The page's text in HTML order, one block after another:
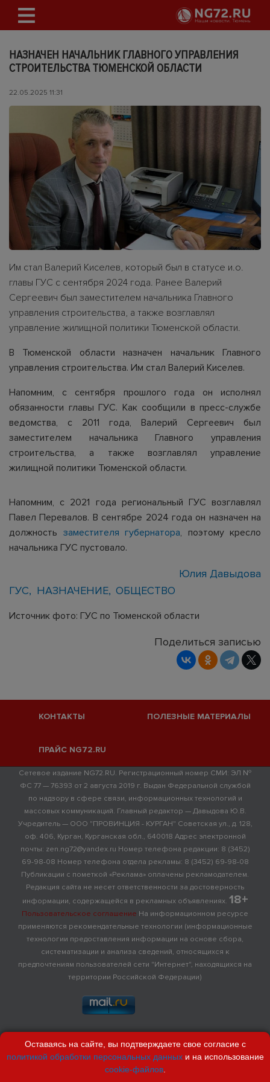
НАЗНАЧЕН НАЧАЛЬНИК ГЛАВНОГО УПРАВЛЕНИЯ
СТРОИТЕЛЬСТВА ТЮМЕНСКОЙ ОБЛАСТИ
22.05.2025 11:31
Им стал Валерий Киселев, который был в статусе и.о.
главы ГУС с сентября 2024 года. Ранее Валерий
Сергеевич был заместителем начальника Главного
управления строительства, а также возглавлял
управление жилищной политики Тюменской области.
В Тюменской области назначен начальник Главного
управления строительства. Им стал Валерий Киселев.
Напомним, с сентября прошлого года он исполнял
обязанности главы ГУС. Как сообщили в пресс-службе
ведомства, с 2011 года, Валерий Сергеевич был
заместителем начальника Главного управления
строительства, а также возглавлял управление
жилищной политики Тюменской области.
Напомним, с 2021 года региональный ГУС возглавлял
Павел Перевалов. В сентябре 2024 года он назначен на
должность заместителя губернатора, поэтому кресло
начальника ГУС пустовало.
Юлия Давыдова
ГУС
НАЗНАЧЕНИЕ ОБЩЕСТВО
Источник фото: ГУС по Тюменской области
Поделиться записью
КОНТАКТЫ ПОЛЕЗНЫЕ МАТЕРИАЛЫ
ПРАЙС NG72.RU
Сетевое издание NG72.RU. Регистрационный номер СМИ: ЭЛ №
ФС 77 — 76393 от 2 августа 2019 г. Выдан Федеральной службой
по надзору в сфере связи, информационных технологий и
массовых коммуникаций. Главный редактор — Давыдова Ю.В.
Учредитель — ООО "ПРОВИНЦИЯ - КУРГАН" Советская ул., д. 128,
оф. 406, Курган, Курганская обл., 640018 Адрес электронной
почты: zen.ng72@yandex.ru Номер телефона редакции: 8 (3452)
69-98-08 Номер телефона отдела рекламы: 8 (3452) 69-98-08
Публикации с пометкой «Реклама» оплачены рекламодателем.
Редакция сайта не несет ответственности за достоверность
информации, содержащейся в рекламных объявлениях. 18+
Пользовательское соглашение На информационном ресурсе
применяются рекомендательные технологии (информационные
технологии предоставления информации на основе сбора,
систематизации и анализа сведений, относящихся к
предпочтениям пользователей сети "Интернет", находящихся на
территории Российской Федерации)
Оставаясь на сайте, вы подтверждаете свое согласие с
политикой обработки персональных данныхи на использование
cookie-файлов.